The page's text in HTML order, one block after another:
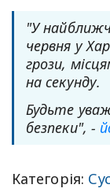
"У
червня у
грози,
на секунду.
Будьте
безпеки", -
Категорія: